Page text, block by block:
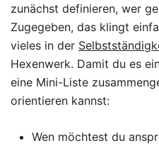
zunächst definieren, wer
Zugegeben, das klingt
vieles in der
Hexenwerk. Damit du es
eine Mini-Liste
orientieren kannst:
Wen möchtest du